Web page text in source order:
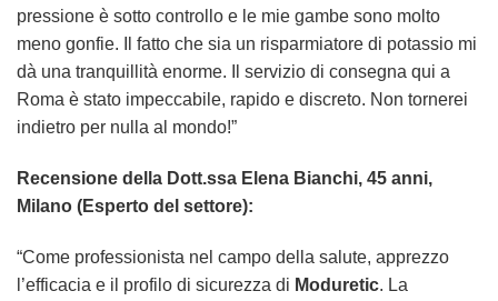
pressione è sotto controllo e le mie gambe sono molto
meno gonfie. Il fatto che sia un risparmiatore di potassio mi
dà una tranquillità enorme. Il servizio di consegna qui a
Roma è stato impeccabile, rapido e discreto. Non tornerei
indietro per nulla al mondo!”
Recensione della Dott.ssa Elena Bianchi, 45 anni,
Milano (Esperto del settore):
“Come professionista nel campo della salute, apprezzo
l’efficacia e il profilo di sicurezza di Moduretic. La